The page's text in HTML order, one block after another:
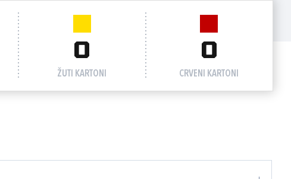
0
ŽUTI KARTONI
0
CRVENI KARTONI